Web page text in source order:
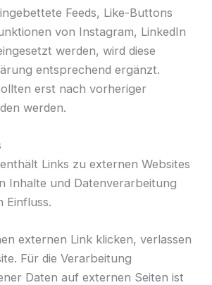
Feeds, Like-Buttons
von Instagram, LinkedIn
werden, wird diese
entsprechend ergänzt.
erst nach vorheriger
werden.
Links zu externen Websites
Inhalte und Datenverarbeitung
Einfluss.
externen Link klicken, verlassen
Für die Verarbeitung
Daten auf externen Seiten ist